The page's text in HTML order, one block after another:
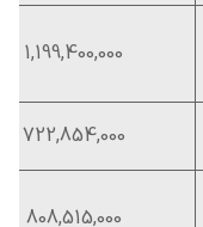
1,199,400,000
722,854,000
808,515,000